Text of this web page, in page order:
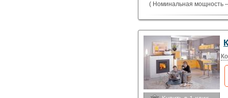
( Номинальная мощность